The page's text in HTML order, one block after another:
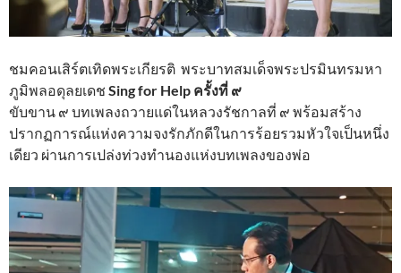
ชมคอนเสิร์ตเทิดพระเกียรติ พระบาทสมเด็จพระปรมินทรมหา
ภูมิพลอดุลยเดช Sing for Help ครั้งที่ ๙
ขับขาน ๙ บทเพลงถวายแด่ในหลวงรัชกาลที่ ๙ พร้อมสร้าง
ปรากฏการณ์แห่งความจงรักภักดีในการร้อยรวมหัวใจเป็นหนึ่ง
เดียว ผ่านการเปล่งท่วงทำนองแห่งบทเพลงของพ่อ